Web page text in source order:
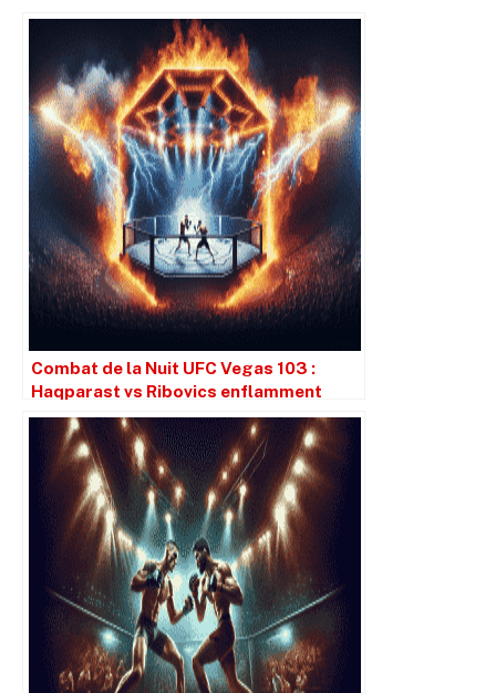
Combat de la Nuit UFC Vegas 103 :
Haqparast vs Ribovics enflamment
l’octogone